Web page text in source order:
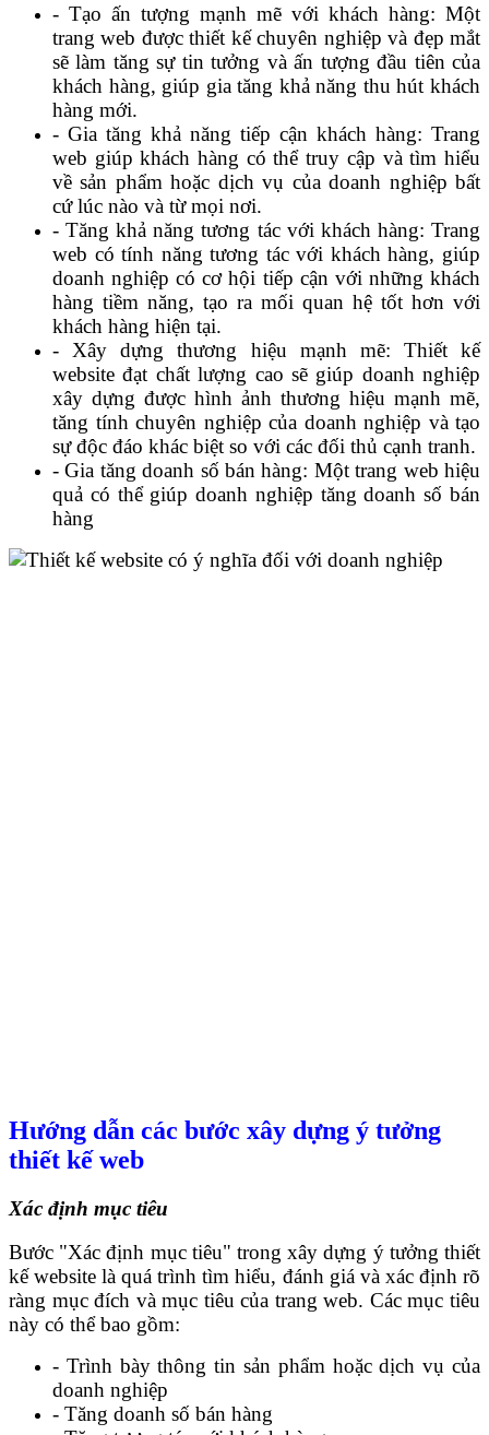
- Tạo ấn tượng mạnh mẽ với khách hàng: Một
trang web được thiết kế chuyên nghiệp và đẹp mắt
sẽ làm tăng sự tin tưởng và ấn tượng đầu tiên của
khách hàng, giúp gia tăng khả năng thu hút khách
hàng mới.
- Gia tăng khả năng tiếp cận khách hàng: Trang
web giúp khách hàng có thể truy cập và tìm hiểu
về sản phẩm hoặc dịch vụ của doanh nghiệp bất
cứ lúc nào và từ mọi nơi.
- Tăng khả năng tương tác với khách hàng: Trang
web có tính năng tương tác với khách hàng, giúp
doanh nghiệp có cơ hội tiếp cận với những khách
hàng tiềm năng, tạo ra mối quan hệ tốt hơn với
khách hàng hiện tại.
- Xây dựng thương hiệu mạnh mẽ: Thiết kế
website đạt chất lượng cao sẽ giúp doanh nghiệp
xây dựng được hình ảnh thương hiệu mạnh mẽ,
tăng tính chuyên nghiệp của doanh nghiệp và tạo
sự độc đáo khác biệt so với các đối thủ cạnh tranh.
- Gia tăng doanh số bán hàng: Một trang web hiệu
quả có thể giúp doanh nghiệp tăng doanh số bán
hàng
Hướng dẫn các bước xây dựng ý tưởng
thiết kế web
Xác định mục tiêu
Bước "Xác định mục tiêu" trong xây dựng ý tưởng thiết
kế website là quá trình tìm hiểu, đánh giá và xác định rõ
ràng mục đích và mục tiêu của trang web. Các mục tiêu
này có thể bao gồm:
- Trình bày thông tin sản phẩm hoặc dịch vụ của
doanh nghiệp
- Tăng doanh số bán hàng